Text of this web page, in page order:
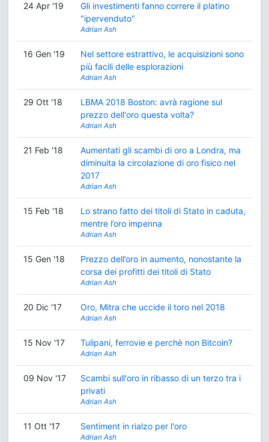
24 Apr '19
Gli investimenti fanno correre il platino
"ipervenduto"
Adrian Ash
16 Gen '19
Nel settore estrattivo, le acquisizioni sono
più facili delle esplorazioni
Adrian Ash
29 Ott '18
LBMA 2018 Boston: avrà ragione sul
prezzo dell'oro questa volta?
Adrian Ash
21 Feb '18
Aumentati gli scambi di oro a Londra, ma
diminuita la circolazione di oro fisico nel
2017
Adrian Ash
15 Feb '18
Lo strano fatto dei titoli di Stato in caduta,
mentre l’oro impenna
Adrian Ash
15 Gen '18
Prezzo dell’oro in aumento, nonostante la
corsa dei profitti dei titoli di Stato
Adrian Ash
20 Dic '17 Oro, Mitra che uccide il toro nel 2018
Adrian Ash
15 Nov '17 Tulipani, ferrovie e perchè non Bitcoin?
Adrian Ash
09 Nov '17
Scambi sull'oro in ribasso di un terzo tra i
privati
Adrian Ash
11 Ott '17 Sentiment in rialzo per l'oro
Adrian Ash